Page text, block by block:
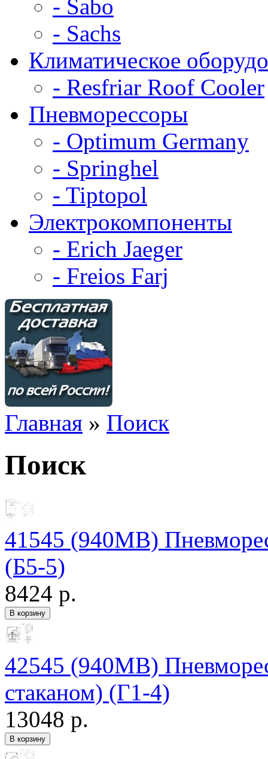
- Sabo
- Sachs
Климатическое
- Resfriar Roof Cooler
Пневморессоры
- Optimum Germany
- Springhel
- Tiptopol
Электрокомпоненты
- Erich Jaeger
- Freios Farj
Главная » Поиск
Поиск
41545 (940MB)
(Б5-5)
8424 р.
42545 (940MB)
стаканом) (Г1-4)
13048 р.